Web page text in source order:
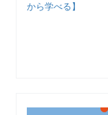
から学べる】